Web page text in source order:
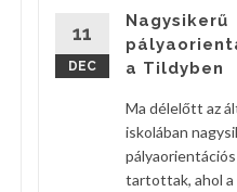
11
DEC
Nagysikerű
a Tildyben
Ma délelőtt az
iskolában
tartottak, ahol a